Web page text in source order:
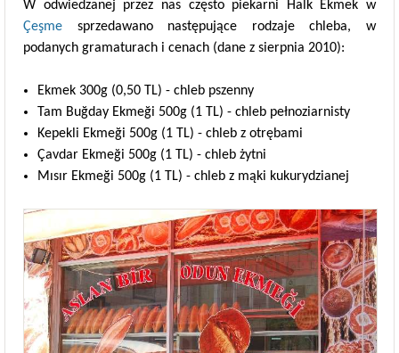
W odwiedzanej przez nas często piekarni Halk Ekmek w
Çeşme sprzedawano następujące rodzaje chleba, w
podanych gramaturach i cenach (dane z sierpnia 2010):
Ekmek 300g (0,50 TL) - chleb pszenny
Tam Buğday Ekmeği 500g (1 TL) - chleb pełnoziarnisty
Kepekli Ekmeği 500g (1 TL) - chleb z otrębami
Çavdar Ekmeği 500g (1 TL) - chleb żytni
Mısır Ekmeği 500g (1 TL) - chleb z mąki kukurydzianej